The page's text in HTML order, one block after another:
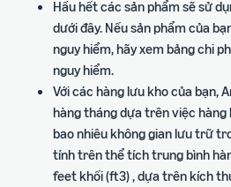
Hầu hết các sản phẩm sẽ sử
dưới đây. Nếu sản phẩm của
nguy hiểm, hãy xem bảng chi
nguy hiểm.
Với các hàng lưu kho của bạn,
hàng tháng dựa trên việc hàng
bao nhiêu không gian lưu trữ
tính trên thể tích trung bình
feet khối (ft3) , dựa trên kích